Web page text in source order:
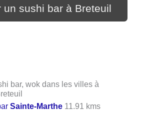
un sushi bar à Breteuil
bar, wok dans les villes à
Sainte-Marthe 11.91 kms